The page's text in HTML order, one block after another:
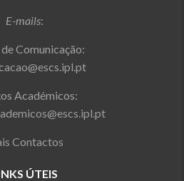
E-mails:
Comunicação:
Académicos:
Contactos
ÚTEIS